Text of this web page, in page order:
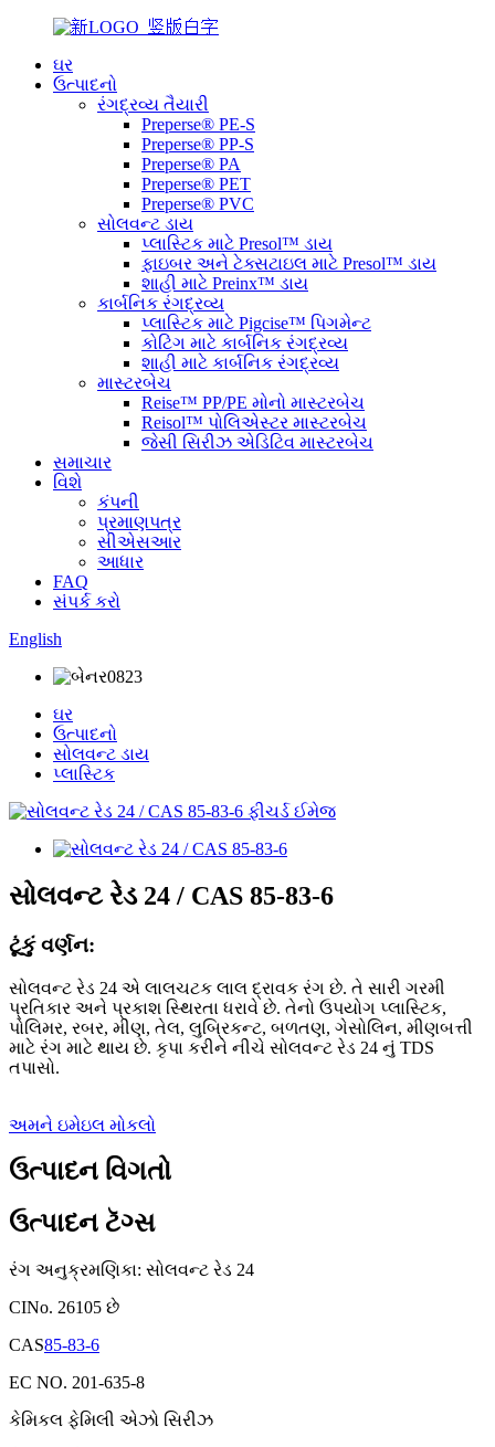
ઘર
ઉત્પાદનો
રંગદ્રવ્ય તૈયારી
Preperse® PE-S
Preperse® PP-S
Preperse® PA
Preperse® PET
Preperse® PVC
સોલવન્ટ ડાય
પ્લાસ્ટિક માટે Presol™ ડાય
ફાઇબર અને ટેક્સટાઇલ માટે Presol™ ડાય
શાહી માટે Preinx™ ડાય
કાર્બનિક રંગદ્રવ્ય
પ્લાસ્ટિક માટે Pigcise™ પિગમેન્ટ
કોટિંગ માટે કાર્બનિક રંગદ્રવ્ય
શાહી માટે કાર્બનિક રંગદ્રવ્ય
માસ્ટરબેચ
Reise™ PP/PE મોનો માસ્ટરબેચ
Reisol™ પોલિએસ્ટર માસ્ટરબેચ
જેસી સિરીઝ એડિટિવ માસ્ટરબેચ
સમાચાર
વિશે
કંપની
પ્રમાણપત્ર
સીએસઆર
આધાર
FAQ
સંપર્ક કરો
English
ઘર
ઉત્પાદનો
સોલવન્ટ ડાય
પ્લાસ્ટિક
સોલવન્ટ રેડ 24 / CAS 85-83-6
ટૂંકું વર્ણન:
સોલવન્ટ રેડ 24 એ લાલચટક લાલ દ્રાવક રંગ છે. તે સારી ગરમી
પ્રતિકાર અને પ્રકાશ સ્થિરતા ધરાવે છે. તેનો ઉપયોગ પ્લાસ્ટિક,
પોલિમર, રબર, મીણ, તેલ, લુબ્રિકન્ટ, બળતણ, ગેસોલિન, મીણબત્તી
માટે રંગ માટે થાય છે. કૃપા કરીને નીચે સોલવન્ટ રેડ 24 નું TDS
તપાસો.
અમને ઇમેઇલ મોકલો
ઉત્પાદન વિગતો
ઉત્પાદન ટૅગ્સ
રંગ અનુક્રમણિકા: સોલવન્ટ રેડ 24
CINo. 26105 છે
CAS85-83-6
EC NO. 201-635-8
કેમિકલ ફેમિલી એઝો સિરીઝ